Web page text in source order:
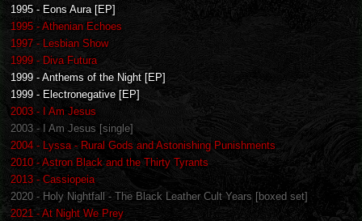
1995 - Eons Aura [EP]
1995 - Athenian Echoes
1997 - Lesbian Show
1999 - Diva Futura
1999 - Anthems of the Night [EP]
1999 - Electronegative [EP]
2003 - I Am Jesus
2003 - I Am Jesus [single]
2004 - Lyssa - Rural Gods and Astonishing Punishments
2010 - Astron Black and the Thirty Tyrants
2013 - Cassiopeia
2020 - Holy Nightfall - The Black Leather Cult Years [boxed set]
2021 - At Night We Prey